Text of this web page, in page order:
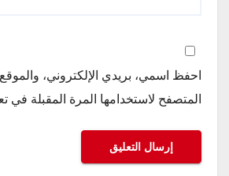
احفظ اسمي، بريدي الإلكتروني،
المتصفح لاستخدامها المرة المقبلة في